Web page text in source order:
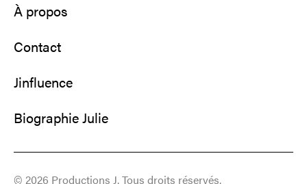
À propos
Contact
Jinfluence
Biographie Julie
© 2026 Productions J. Tous droits réservés.